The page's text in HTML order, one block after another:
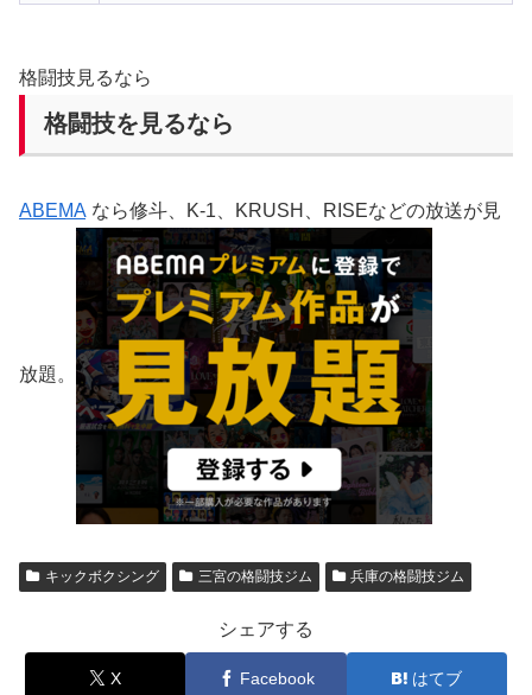
格闘技見るなら
格闘技を見るなら
ABEMA なら修斗、K-1、KRUSH、RISEなどの放送が見
放題。
キックボクシング 三宮の格闘技ジム 兵庫の格闘技ジム
シェアする
X Facebook はてブ